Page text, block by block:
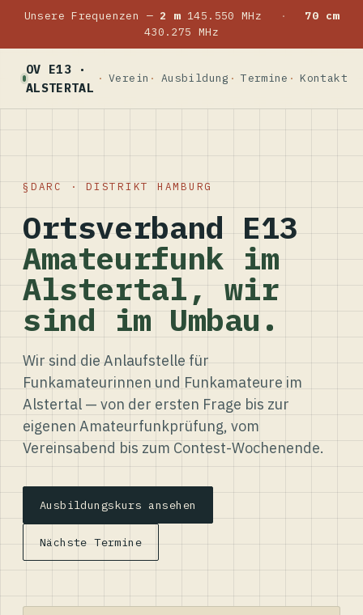
Unsere Frequenzen — 2 m145.550 MHz ·
70 cm
430.275 MHz
OV E13 ·
ALSTERTAL
Verein Ausbildung Termine Kontakt
DARC · DISTRIKT HAMBURG
Ortsverband E13
Amateurfunk im
Alstertal, wir
sind im Umbau.
Wir sind die Anlaufstelle für
Funkamateurinnen und Funkamateure im
Alstertal — von der ersten Frage bis zur
eigenen Amateurfunkprüfung, vom
Vereinsabend bis zum Contest-Wochenende.
Ausbildungskurs ansehen
Nächste Termine